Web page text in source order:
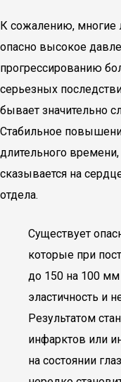
К сожалению, многие
опасно высокое
прогрессированию
серьезных
бывает значительно
Стабильное
длительного
сказывается на
отдела.
Существует
которые при
до 150 на 100 мм
эластичность и
Результатом
инфарктов или
на состоянии